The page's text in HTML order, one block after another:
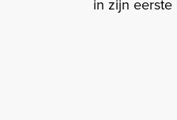
in zijn eerste